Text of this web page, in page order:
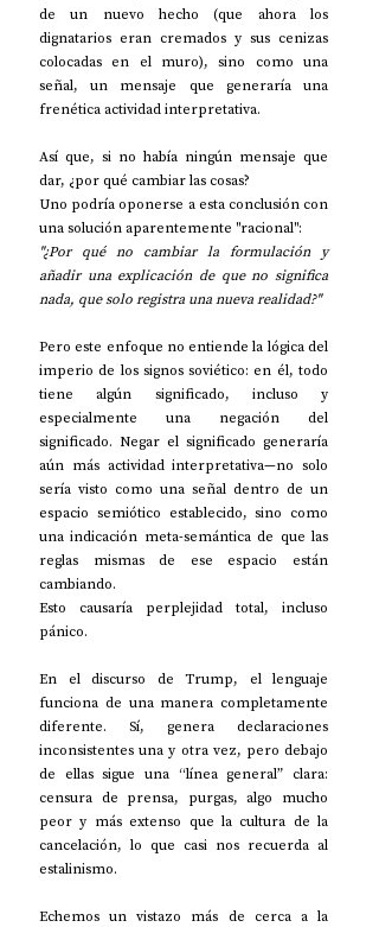
de un nuevo hecho (que ahora los
dignatarios eran cremados y sus cenizas
colocadas en el muro), sino como una
señal, un mensaje que generaría una
frenética actividad interpretativa.
Así que, si no había ningún mensaje que
dar, ¿por qué cambiar las cosas?
Uno podría oponerse a esta conclusión con
una solución aparentemente "racional":
"¿Por qué no cambiar la formulación y
añadir una explicación de que no significa
nada, que solo registra una nueva realidad?"
Pero este enfoque no entiende la lógica del
imperio de los signos soviético: en él, todo
tiene algún significado, incluso y
especialmente una negación del
significado. Negar el significado generaría
aún más actividad interpretativa—no solo
sería visto como una señal dentro de un
espacio semiótico establecido, sino como
una indicación meta-semántica de que las
reglas mismas de ese espacio están
cambiando.
Esto causaría perplejidad total, incluso
pánico.
En el discurso de Trump, el lenguaje
funciona de una manera completamente
diferente. Sí, genera declaraciones
inconsistentes una y otra vez, pero debajo
de ellas sigue una “línea general” clara:
censura de prensa, purgas, algo mucho
peor y más extenso que la cultura de la
cancelación, lo que casi nos recuerda al
estalinismo.
Echemos un vistazo más de cerca a la